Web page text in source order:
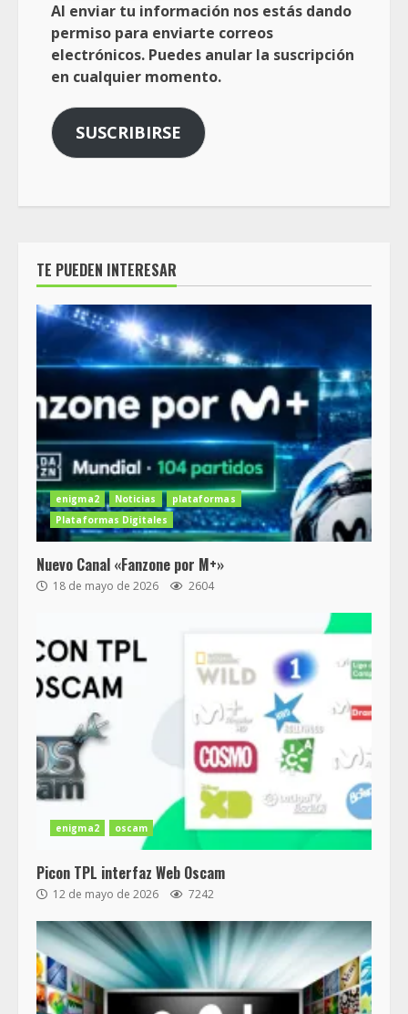
Al enviar tu información nos estás dando
permiso para enviarte correos
electrónicos. Puedes anular la suscripción
en cualquier momento.
SUSCRIBIRSE
TE PUEDEN INTERESAR
enigma2 Noticias
plataformas
Plataformas Digitales
Nuevo Canal «Fanzone por M+»
18 de mayo de 2026 2604
enigma2 oscam
Picon TPL interfaz Web Oscam
12 de mayo de 2026 7242